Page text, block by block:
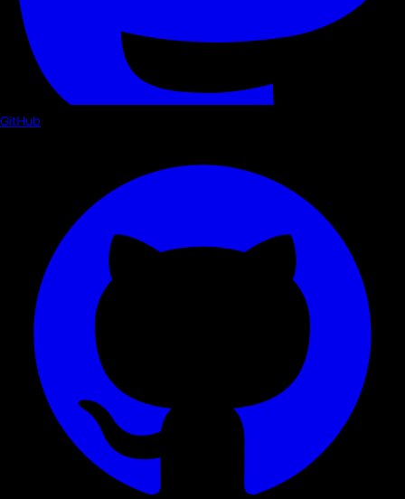
GitHub